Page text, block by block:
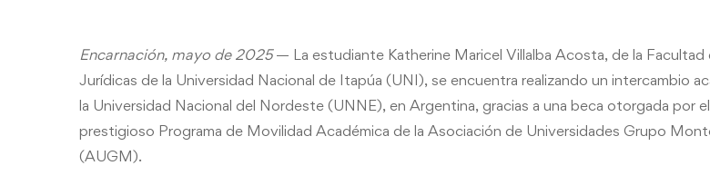
Encarnación, mayo de 2025— La estudiante Katherine Maricel Villalba Acosta, de la Facultad
Jurídicas de la Universidad Nacional de Itapúa (UNI), se encuentra realizando un intercambio
la Universidad Nacional del Nordeste (UNNE), en Argentina, gracias a una beca otorgada por el
prestigioso Programa de Movilidad Académica de la Asociación de Universidades Grupo
(AUGM).